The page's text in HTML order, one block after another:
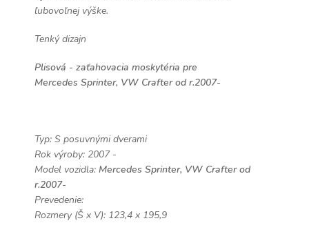
ľubovoľnej výške.
Tenký dizajn
Plisová - zaťahovacia moskytéria pre
Mercedes Sprinter, VW Crafter od r.2007-
Typ: S posuvnými dverami
Rok výroby: 2007 -
Model vozidla: Mercedes Sprinter, VW Crafter od
r.2007-
Prevedenie:
Rozmery (Š x V): 123,4 x 195,9